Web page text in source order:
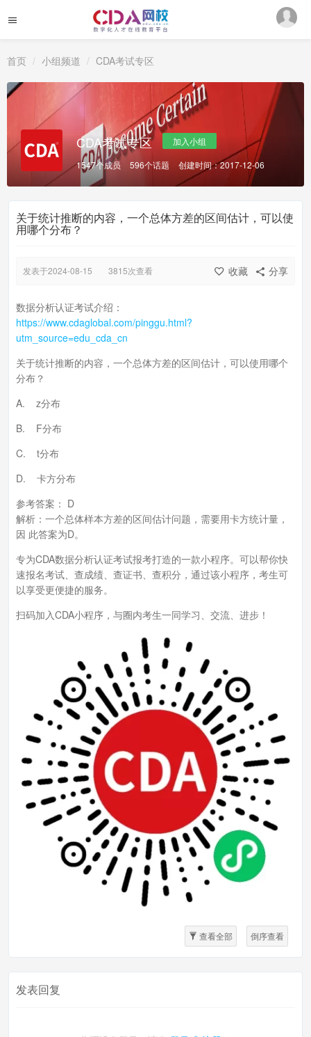
首页 小组频道 CDA考试专区
CDA考试专区
加入小组
1547个成员
596个话题 创建时间：2017-12-06
关于统计推断的内容，一个总体方差的区间估计，可以使
用哪个分布？
分享
收藏
发表于2024-08-15 3815次查看
数据分析认证考试介绍：
https://www.cdaglobal.com/pinggu.html?
utm_source=edu_cda_cn
关于统计推断的内容，一个总体方差的区间估计，可以使用哪个
分布？
A. z分布
B. F分布
C. t分布
D. 卡方分布
参考答案： D
解析：一个总体样本方差的区间估计问题，需要用卡方统计量，
因 此答案为D。
专为CDA数据分析认证考试报考打造的一款小程序。可以帮你快
速报名考试、查成绩、查证书、查积分，通过该小程序，考生可
以享受更便捷的服务。
扫码加入CDA小程序，与圈内考生一同学习、交流、进步！
查看全部 倒序查看
发表回复